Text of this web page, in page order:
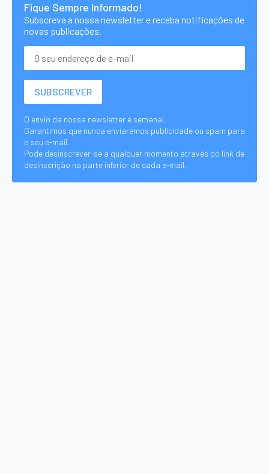
Fique Sempre Informado!
Subscreva a nossa newsletter e receba notificações de
novas publicações.
O envio da nossa newsletter é semanal.
Garantimos que nunca enviaremos publicidade ou spam para
o seu e-mail.
Pode desinscrever-se a qualquer momento através do link de
desinscrição na parte inferior de cada e-mail.